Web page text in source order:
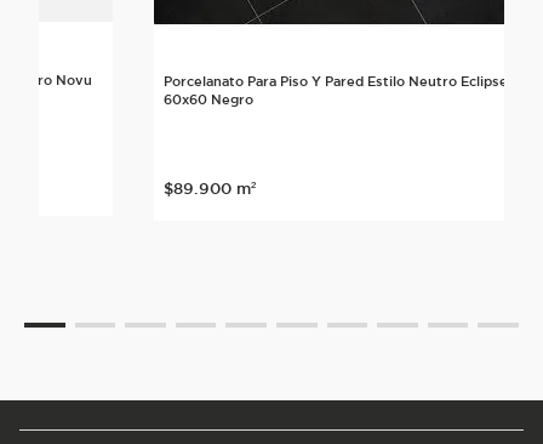
Neutro Novu
Porcelanato Para Piso Y Pared Estilo Neutro Eclipse
60x60 Negro
$89.900 m²